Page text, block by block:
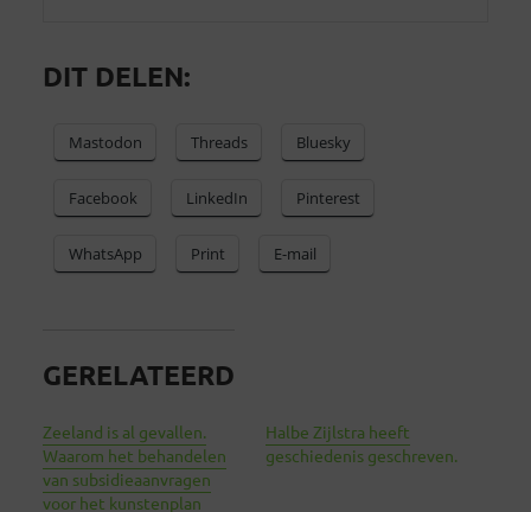
DIT DELEN:
Mastodon Threads Bluesky
Facebook LinkedIn Pinterest
WhatsApp Print E-mail
GERELATEERD
Zeeland is al gevallen.
Waarom het behandelen
van subsidieaanvragen
voor het kunstenplan
Halbe Zijlstra heeft
geschiedenis geschreven.